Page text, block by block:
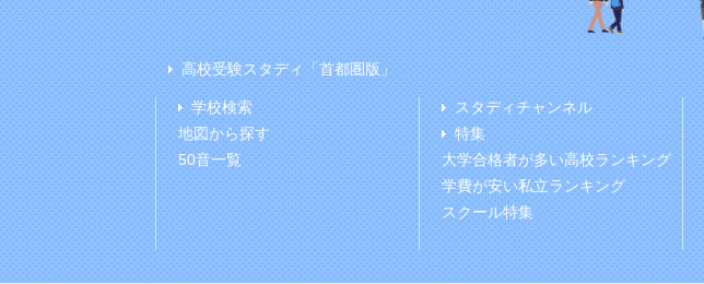
高校受験スタディ「首都圏版」
学校検索
地図から探す
50音一覧
スタディチャンネル
特集
大学合格者が多い高校ランキング
学費が安い私立ランキング
スクール特集